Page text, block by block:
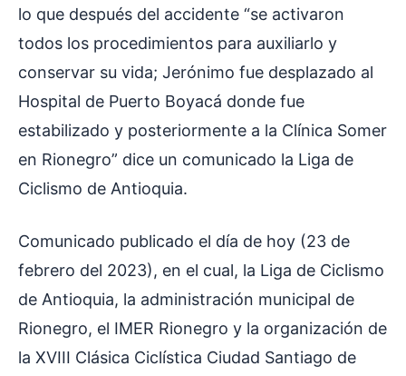
lo que después del accidente “se activaron
todos los procedimientos para auxiliarlo y
conservar su vida; Jerónimo fue desplazado al
Hospital de Puerto Boyacá donde fue
estabilizado y posteriormente a la Clínica Somer
en Rionegro” dice un comunicado la Liga de
Ciclismo de Antioquia.
Comunicado publicado el día de hoy (23 de
febrero del 2023), en el cual, la Liga de Ciclismo
de Antioquia, la administración municipal de
Rionegro, el IMER Rionegro y la organización de
la XVIII Clásica Ciclística Ciudad Santiago de